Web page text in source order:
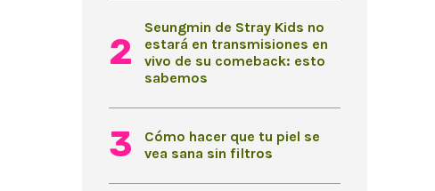
Seungmin de Stray Kids no
estará en transmisiones en
vivo de su comeback: esto
sabemos
Cómo hacer que tu piel se
vea sana sin filtros